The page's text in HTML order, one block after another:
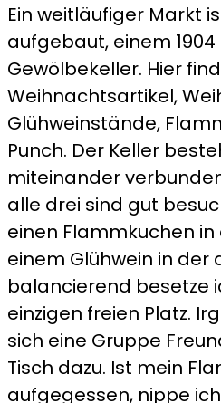
Ein weitläufiger Markt
aufgebaut, einem
Gewölbekeller. Hier
Weihnachtsartikel,
Glühweinstände,
Punch. Der Keller
miteinander
alle drei sind gut
einen Flammkuchen
einem Glühwein in der
balancierend besetze
einzigen freien Platz.
sich eine Gruppe
Tisch dazu. Ist mein
aufgegessen, nippe